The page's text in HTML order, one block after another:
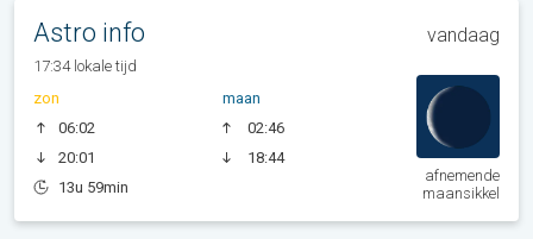
Astro info vandaag
17:34 lokale tijd
zon
06:02
20:01
13u 59min
maan
02:46
18:44
afnemende
maansikkel